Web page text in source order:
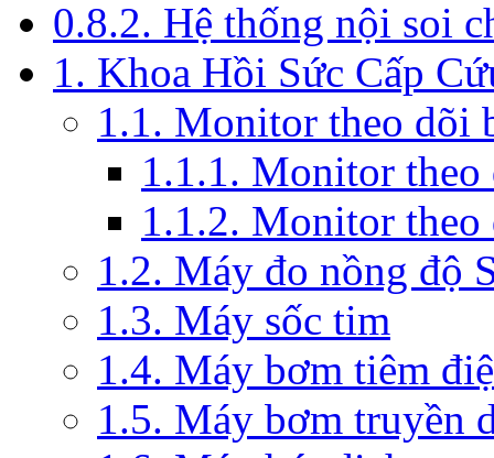
0.8.2. Hệ thống nội soi
1. Khoa Hồi Sức Cấp
1.1. Monitor theo dõi
1.1.1. Monitor theo
1.1.2. Monitor
1.2. Máy đo nồng độ
1.3. Máy sốc tim
1.4. Máy bơm tiêm
1.5. Máy bơm truyền